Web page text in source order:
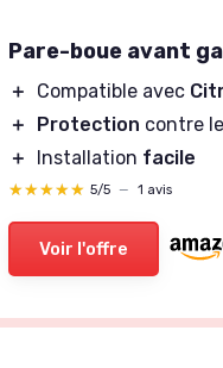
Pare-boue avant
＋ Compatible avec
＋
Protection contre
＋
Installation facile
★★★★★
★★★★★ 5/5 — 1 avis
Voir l'offre